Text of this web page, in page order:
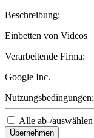
Beschreibung:
Einbetten von Videos
Verarbeitende Firma:
Google Inc.
Nutzungsbedingungen:
Alle ab-/auswählen
Übernehmen